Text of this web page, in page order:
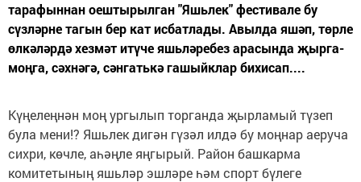
тарафыннан оештырылган "Яшьлек" фестивале бу
сүзләрне тагын бер кат исбатлады. Авылда яшәп, төрле
өлкәләрдә хезмәт итүче яшьләребез арасында җырга-
моңга, сәхнәгә, сәнгатькә гашыйклар бихисап....
Күңелеңнән моң ургылып торганда җырламый түзеп
була мени!? Яшьлек дигән гүзәл илдә бу моңнар аеруча
сихри, көчле, аһәңле яңгырый. Район башкарма
комитетының яшьләр эшләре һәм спорт бүлеге